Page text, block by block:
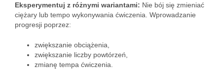
Eksperymentuj z różnymi wariantami: Nie bój się zmieniać
ciężary lub tempo wykonywania ćwiczenia. Wprowadzanie
progresji poprzez:
zwiększanie obciążenia,
zwiększanie liczby powtórzeń,
zmianę tempa ćwiczenia.